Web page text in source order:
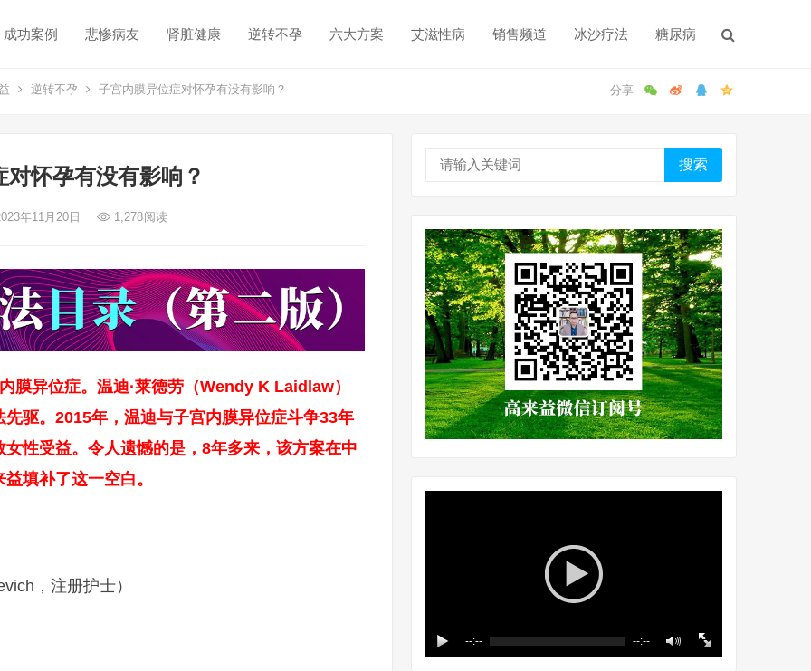
成功案例 悲惨病友 肾脏健康 逆转不孕 六大方案 艾滋性病 销售频道 冰沙疗法 糖尿病
逆转不孕 子宫内膜异位症对怀孕有没有影响？
怀孕有没有影响？
年11月20日 1,278阅读
膜异位症。温迪·莱德劳（Wendy K Laidlaw）
驱。2015年，温迪与子宫内膜异位症斗争33年
性受益。令人遗憾的是，8年多来，该方案在中
填补了这一空白。
，注册护士）
搜索
--:-- --:--